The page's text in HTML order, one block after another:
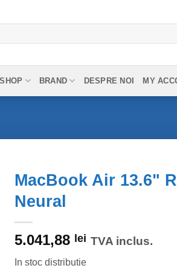
SHOP BRAND DESPRE NOI MY
MacBook Air 13.6"
Neural
5.041,88 lei TVA inclus.
In stoc distributie